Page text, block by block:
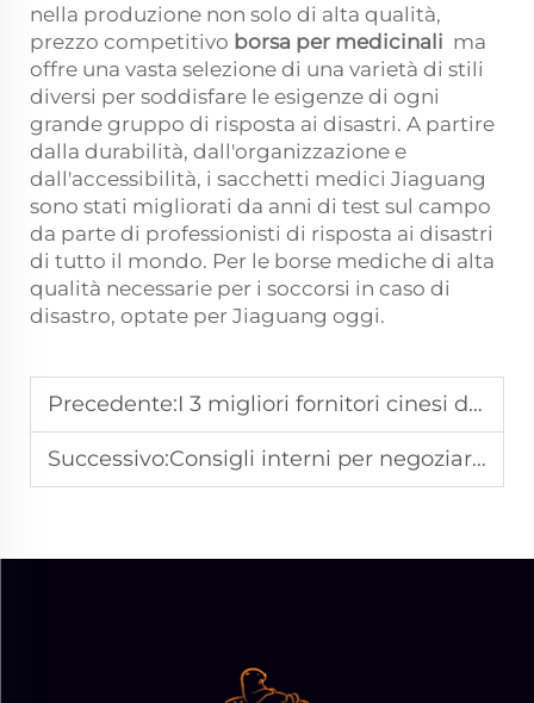
nella produzione non solo di alta qualità,
prezzo competitivo borsa per medicinali ma
offre una vasta selezione di una varietà di stili
diversi per soddisfare le esigenze di ogni
grande gruppo di risposta ai disastri. A partire
dalla durabilità, dall'organizzazione e
dall'accessibilità, i sacchetti medici Jiaguang
sono stati migliorati da anni di test sul campo
da parte di professionisti di risposta ai disastri
di tutto il mondo. Per le borse mediche di alta
qualità necessarie per i soccorsi in caso di
disastro, optate per Jiaguang oggi.
Precedente:I 3 migliori fornitori cinesi di borse per il soccorso medico per ordini OEM in bulk
Successivo:Consigli interni per negoziare prezzi all'ingrosso con i produttori di borse per soccorso medico